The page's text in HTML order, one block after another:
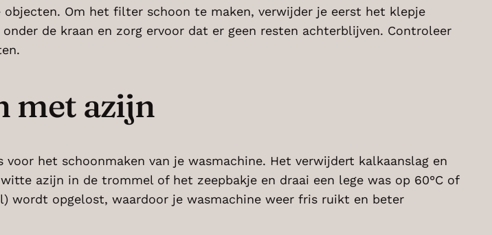
Om het filter schoon te maken, verwijder je eerst het klepje
de kraan en zorg ervoor dat er geen resten achterblijven. Controleer
met azijn
het schoonmaken van je wasmachine. Het verwijdert kalkaanslag en
azijn in de trommel of het zeepbakje en draai een lege was op 60°C of
wordt opgelost, waardoor je wasmachine weer fris ruikt en beter